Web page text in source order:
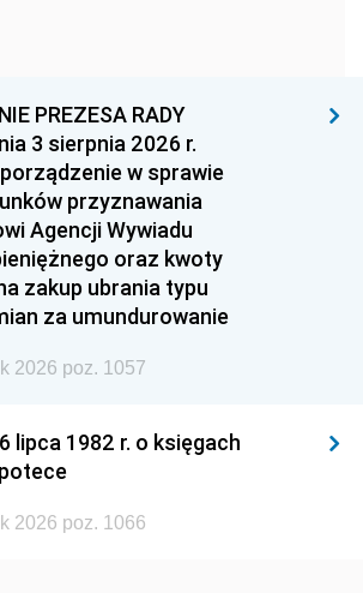
1956
1953
1950
1947
1944 1939
1937 1936
1934
1928 1927
PREZESA RADY
3 sierpnia 2026 r.
w sprawie
przyznawania
Agencji Wywiadu
oraz kwoty
zakup ubrania typu
za umundurowanie
2026 poz. 1057
lipca 1982 r. o księgach
2026 poz. 1066